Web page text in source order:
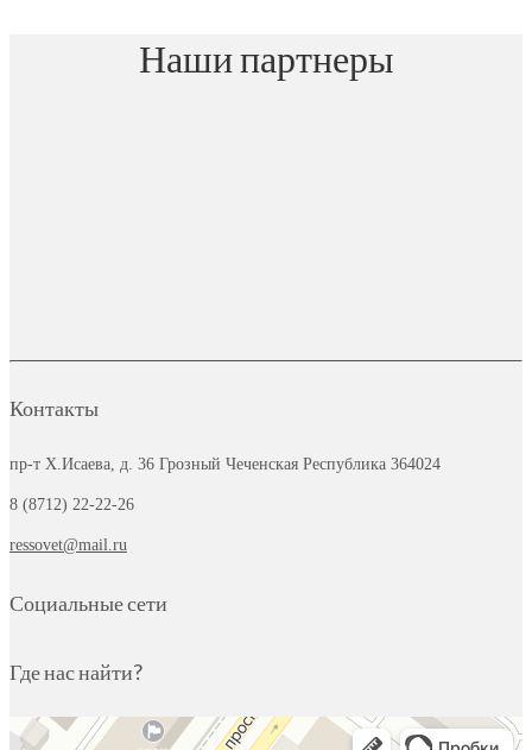
Наши партнеры
Контакты
пр-т Х.Исаева, д. 36 Грозный Чеченская Республика 364024
8 (8712) 22-22-26
ressovet@mail.ru
Социальные сети
Где нас найти?